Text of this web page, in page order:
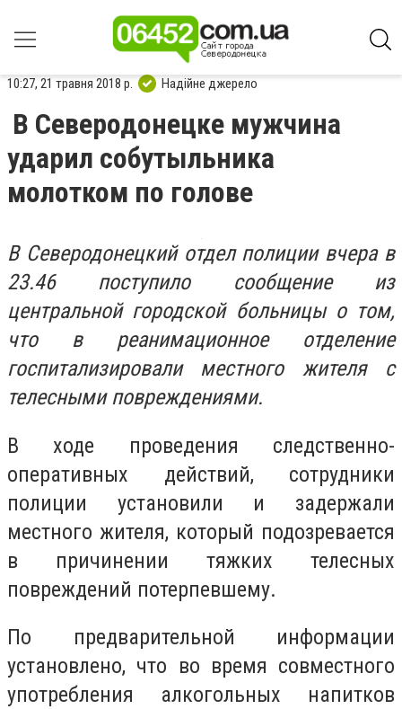
10:27, 21 травня 2018 р. Надійне джерело
В Северодонецке мужчина
ударил собутыльника
молотком по голове
В Северодонецкий отдел полиции вчера в
23.46 поступило сообщение из
центральной городской больницы о том,
что в реанимационное отделение
госпитализировали местного жителя с
телесными повреждениями.
В ходе проведения следственно-
оперативных действий, сотрудники
полиции установили и задержали
местного жителя, который подозревается
в причинении тяжких телесных
повреждений потерпевшему.
По предварительной информации
установлено, что во время совместного
употребления алкогольных напитков